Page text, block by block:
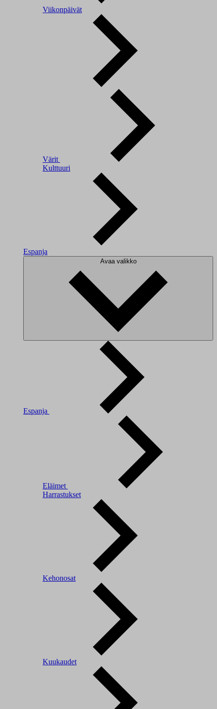
Viikonpäivät
Värit
Kulttuuri
Espanja
Avaa valikko
Espanja
Eläimet
Harrastukset
Kehonosat
Kuukaudet